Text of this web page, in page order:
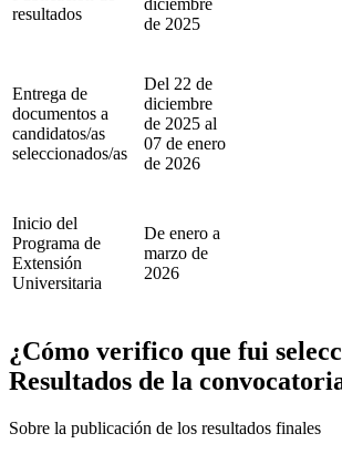
resultados
de 2025
Entrega de
documentos a
candidatos/as
seleccionados/as
Del 22 de
diciembre
de 2025 al
07 de enero
de 2026
Inicio del
Programa de
Extensión
Universitaria
De enero a
marzo de
2026
¿Cómo verifico que fui
Resultados de la
Sobre la publicación de los resultados finales